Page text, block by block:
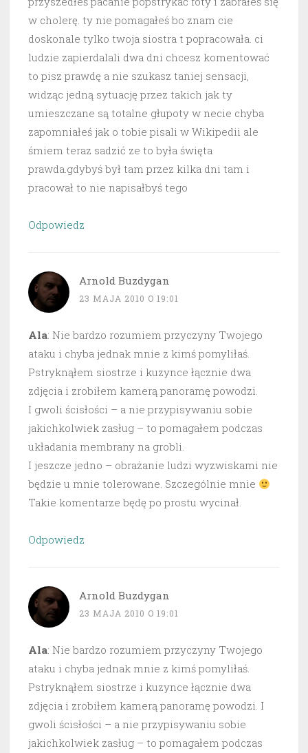
w cholerę. ty nie pomagałeś bo znam cie
doskonale tylko twoja siostra t popracowała. ci
ludzie zapierdalali dwa dni chcesz komentować
to pisz prawdę a nie szukasz taniej sensacji,
widząc jedną sytuację przez takich jak ty
umieszczane są totalne głupoty w necie chyba
zapomniałeś jak o tobie pisali w Wikipedii ale
śmiem teraz sadzić ze to była święta
prawda.gdybyś był tam przez kilka dni tam i
pracował to nie napisałbyś tego
Odpowiedz
Arnold Buzdygan
23 MAJA 2010 O 19:01
Ala: Nie bardzo rozumiem przyczyny Twojego
ataku i chyba jednak mnie z kimś pomyliłaś.
Pstryknąłem siostrze i kuzynce łącznie dwa
zdjęcia i zrobiłem kamerą panoramę powodzi.
I gwoli ścisłości – a nie przypisywaniu sobie
jakichkolwiek zasług – to pomagałem podczas
układania membrany na grobli.
I jeszcze jedno – obrażanie ludzi wyzwiskami nie
będzie u mnie tolerowane. Szczególnie mnie
Takie komentarze będę po prostu wycinał.
Odpowiedz
Arnold Buzdygan
23 MAJA 2010 O 19:01
Ala: Nie bardzo rozumiem przyczyny Twojego
ataku i chyba jednak mnie z kimś pomyliłaś.
Pstryknąłem siostrze i kuzynce łącznie dwa
zdjęcia i zrobiłem kamerą panoramę powodzi. I
gwoli ścisłości – a nie przypisywaniu sobie
jakichkolwiek zasług – to pomagałem podczas